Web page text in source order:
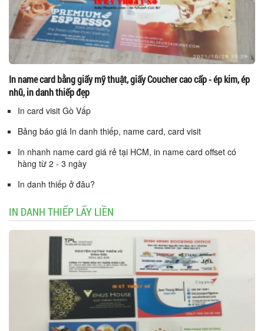
In name card bằng giấy mỹ thuật, giấy Coucher cao cấp - ép kim, ép
nhũ, in danh thiếp đẹp
In card visit Gò Vấp
Bảng báo giá In danh thiếp, name card, card visit
In nhanh name card giá rẻ tại HCM, in name card offset có
hàng từ 2 - 3 ngày
In danh thiếp ở đâu?
IN DANH THIẾP LẤY LIỀN